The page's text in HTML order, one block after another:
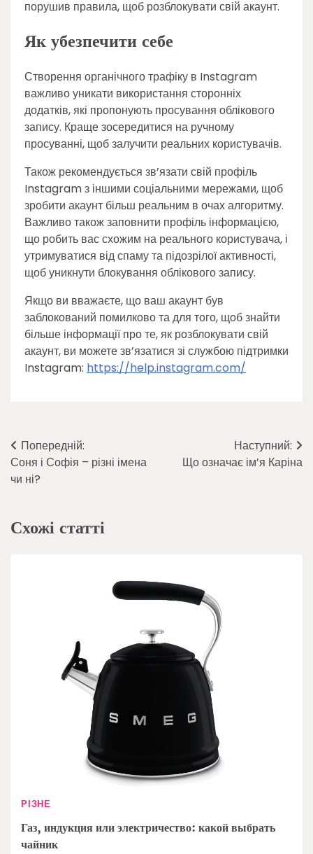
порушив правила, щоб розблокувати свій акаунт.
Як убезпечити себе
Створення органічного трафіку в Instagram
важливо уникати використання сторонніх
додатків, які пропонують просування облікового
запису. Краще зосередитися на ручному
просуванні, щоб залучити реальних користувачів.
Також рекомендується зв’язати свій профіль
Instagram з іншими соціальними мережами, щоб
зробити акаунт більш реальним в очах алгоритму.
Важливо також заповнити профіль інформацією,
що робить вас схожим на реального користувача, і
утримуватися від спаму та підозрілої активності,
щоб уникнути блокування облікового запису.
Якщо ви вважаєте, що ваш акаунт був
заблокований помилково та для того, щоб знайти
більше інформації про те, як розблокувати свій
акаунт, ви можете зв’язатися зі службою підтримки
Instagram: https://help.instagram.com/
Навігація
записів
Попередній:
Соня і Софія – різні імена
чи ні?
Наступний:
Що означає ім’я Каріна
Схожі статті
РІЗНЕ
Газ, индукция или электричество: какой выбрать
чайник